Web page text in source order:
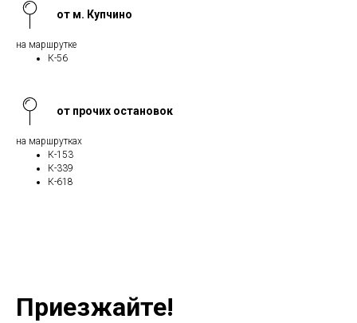
от м. Купчино
на маршрутке
К-56
от прочих остановок
на маршрутках
К-153
К-339
К-618
Приезжайте!